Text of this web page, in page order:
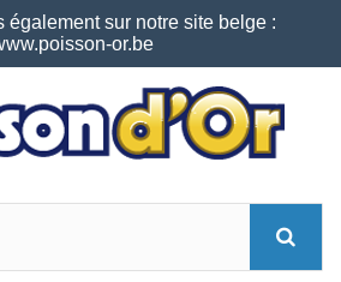
également sur notre site belge :
or.be